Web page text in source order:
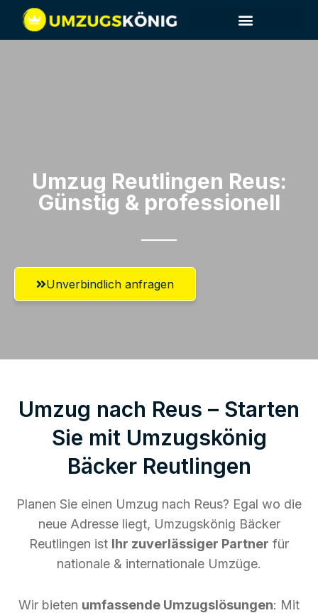
Umzug Reutlingen​ Reus:
Günstig & professionell​
Unverbindlich anfragen
Umzug nach Reus – Starten
Sie mit Umzugskönig
Bäcker Reutlingen
Planen Sie einen Umzug nach Reus? Egal wo die
neue Adresse liegt, Umzugskönig Bäcker
Reutlingen ist Ihr zuverlässiger Partner für
nationale & internationale Umzüge.
Wir bieten umfassende Umzugslösungen: Mit